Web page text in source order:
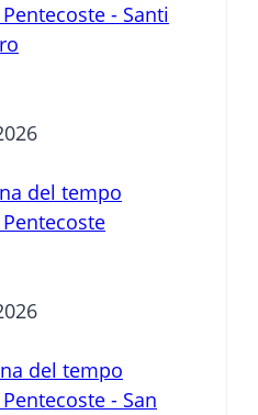
- Santi
del tempo
del tempo
- San